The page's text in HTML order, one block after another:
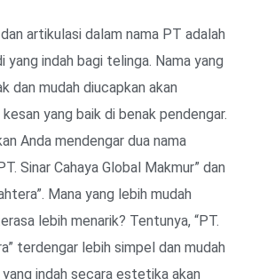
artikulasi dalam nama PT adalah
indah bagi telinga. Nama yang
dan mudah diucapkan akan
yang baik di benak pendengar.
Anda mendengar dua nama
Sinar Cahaya Global Makmur” dan
Mana yang lebih mudah
lebih menarik? Tentunya, “PT.
terdengar lebih simpel dan mudah
indah secara estetika akan